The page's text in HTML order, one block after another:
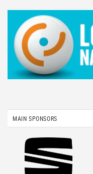
MAIN SPONSORS